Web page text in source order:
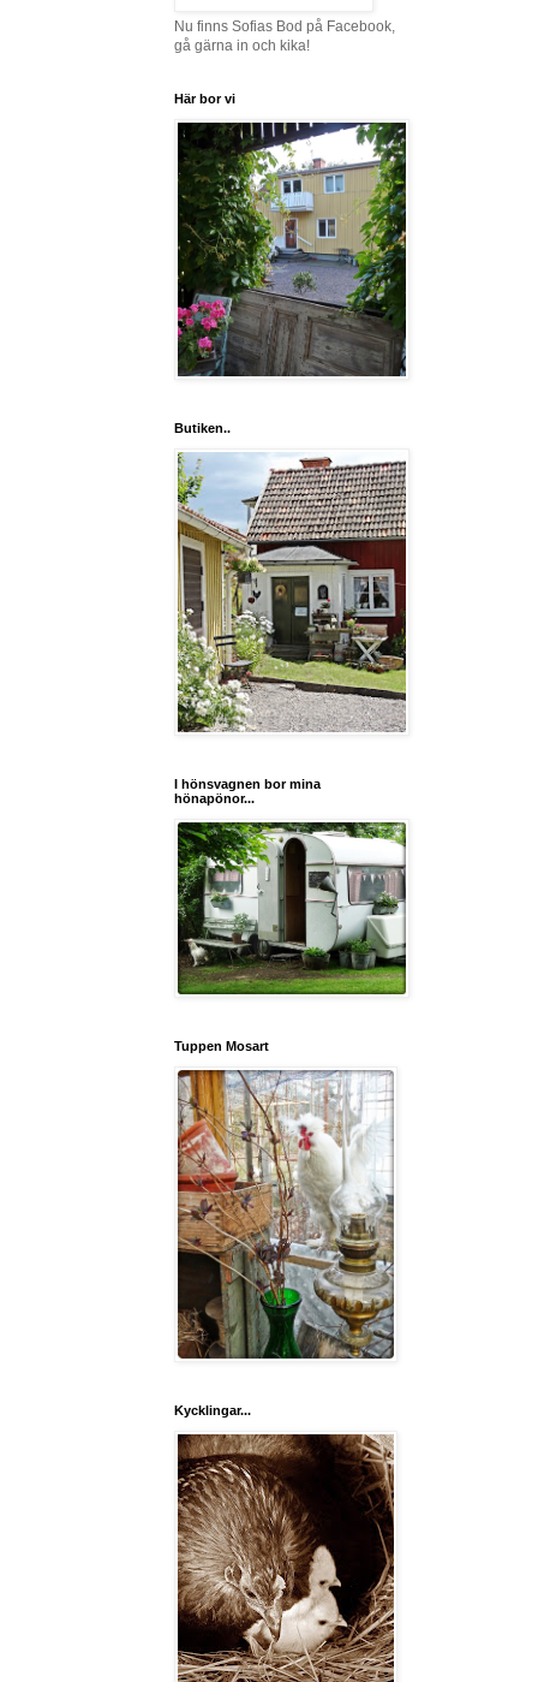
Nu finns Sofias Bod på Facebook,
gå gärna in och kika!
Här bor vi
Butiken..
I hönsvagnen bor mina
hönapönor...
Tuppen Mosart
Kycklingar...